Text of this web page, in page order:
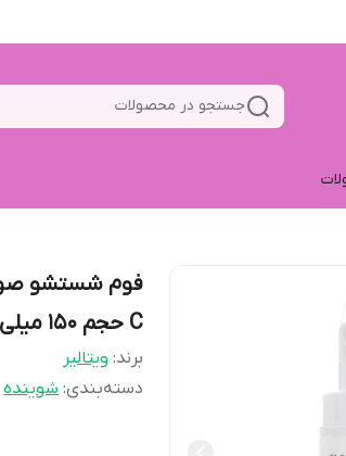
جستجو در محصولات
فوم شستشو
C حجم 150 میلی لیتر
برند: ویتالیر
دسته‌بندی:شوینده